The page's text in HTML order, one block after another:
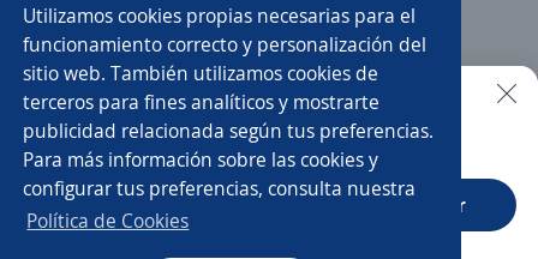
Utilizamos cookies propias necesarias para el
funcionamiento correcto y personalización del
sitio web. También utilizamos cookies de
terceros para fines analíticos y mostrarte
publicidad relacionada según tus preferencias.
Para más información sobre las cookies y
configurar tus preferencias, consulta nuestra
Política de Cookies
Recepcionista bilingüe Hostess recepcionista
Cajero recepcionista Recepcionista para hotel
Recepcionista Oficinista Vendedor recepcionista
Atención a clientes
Buscar es más fácil en la app
CT App Abrir